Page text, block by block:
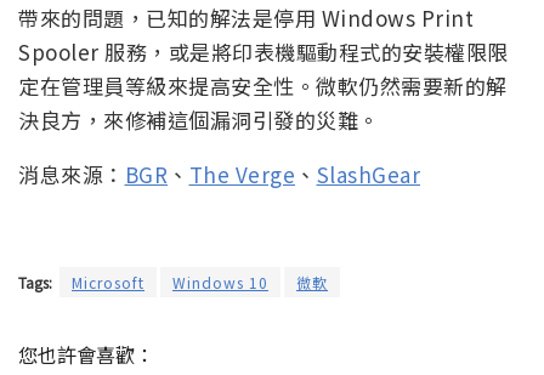
帶來的問題，已知的解法是停用 Windows Print
Spooler 服務，或是將印表機驅動程式的安裝權限限
定在管理員等級來提高安全性。微軟仍然需要新的解
決良方，來修補這個漏洞引發的災難。
消息來源： BGR 、 The Verge 、 SlashGear
Tags: Microsoft Windows 10 微軟
您也許會喜歡：